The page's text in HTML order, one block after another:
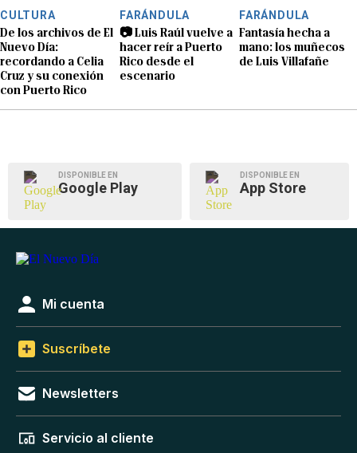
CULTURA
De los archivos de El
Nuevo Día:
recordando a Celia
Cruz y su conexión
con Puerto Rico
FARÁNDULA
📷 Luis Raúl vuelve a
hacer reír a Puerto
Rico desde el
escenario
FARÁNDULA
Fantasía hecha a
mano: los muñecos
de Luis Villafañe
DISPONIBLE EN
Google Play
DISPONIBLE EN
App Store
Mi cuenta
Suscríbete
Newsletters
Servicio al cliente